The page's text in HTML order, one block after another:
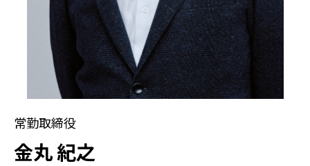
常勤取締役
金丸 紀之